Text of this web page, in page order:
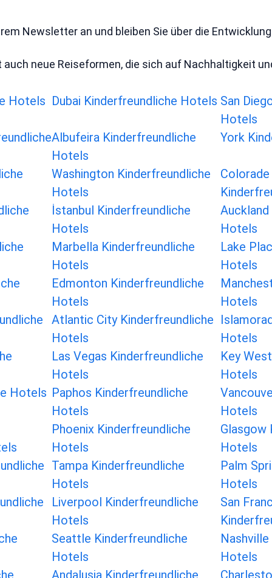
Newsletter an und bleiben Sie über die
auch neue Reiseformen, die sich auf Nachhaltigkeit
Hotels Dubai Kinderfreundliche Hotels San
Hotels
Albufeira Kinderfreundliche
Hotels
York
Washington Kinderfreundliche
Hotels
İstanbul Kinderfreundliche
Hotels
Hotels
Marbella Kinderfreundliche
Hotels
Lake
Hotels
Edmonton Kinderfreundliche
Hotels
Hotels
Atlantic City Kinderfreundliche
Hotels
Hotels
Las Vegas Kinderfreundliche
Hotels
Key
Hotels
Hotels Paphos Kinderfreundliche
Hotels
Hotels
Phoenix Kinderfreundliche
Hotels
Glasgow
Hotels
Tampa Kinderfreundliche
Hotels
Palm
Hotels
Liverpool Kinderfreundliche
Hotels
San
Seattle Kinderfreundliche
Hotels
Hotels
Andalusia Kinderfreundliche